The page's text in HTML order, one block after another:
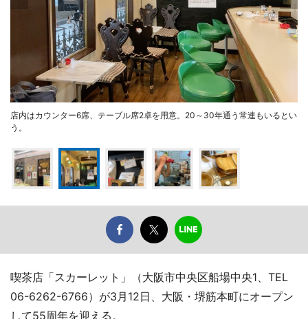
店内はカウンター6席、テーブル席2卓を用意。20～30年通う常連もいるとい
う。
喫茶店「スカーレット」（大阪市中央区船場中央1、TEL
06-6262-6766）が3月12日、大阪・堺筋本町にオープン
して55周年を迎える。